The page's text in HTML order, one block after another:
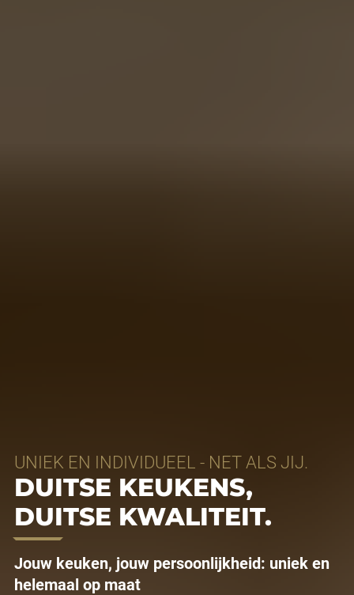
UNIEK EN INDIVIDUEEL - NET ALS JIJ.
DUITSE KEUKENS,
DUITSE KWALITEIT.
Jouw keuken, jouw persoonlijkheid: uniek en
helemaal op maat